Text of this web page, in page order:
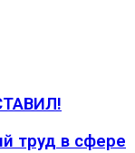
труд в сфере